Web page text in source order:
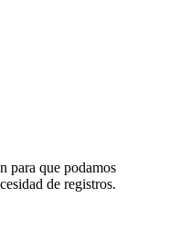
para que podamos
de registros.